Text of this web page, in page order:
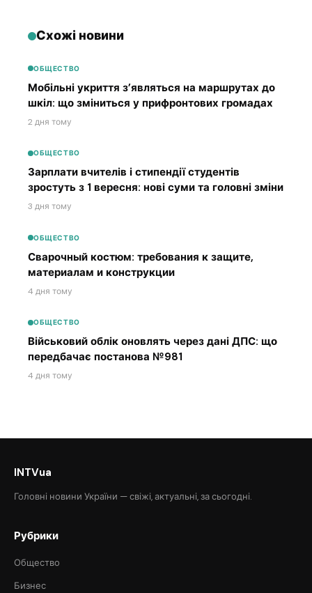
Схожі новини
ОБЩЕСТВО
Мобільні укриття з’являться на маршрутах до
шкіл: що зміниться у прифронтових громадах
2 дня тому
ОБЩЕСТВО
Зарплати вчителів і стипендії студентів
зростуть з 1 вересня: нові суми та головні зміни
3 дня тому
ОБЩЕСТВО
Сварочный костюм: требования к защите,
материалам и конструкции
4 дня тому
ОБЩЕСТВО
Військовий облік оновлять через дані ДПС: що
передбачає постанова №981
4 дня тому
INTVua
Головні новини України — свіжі, актуальні, за сьогодні.
Рубрики
Общество
Бизнес